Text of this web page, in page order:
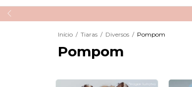
Início / Tiaras / Diversos / Pompom
Pompom